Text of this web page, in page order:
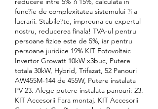
func?ie de complexitatea sistemului ?i a
lucrarii. Stabile?te, impreuna cu expertul
nostru, reducerea finala! TVA-ul pentru
persoane fizice este de 5%, iar pentru
persoane juridice 19% KIT Fotovoltaic
Invertor Growatt 10kW x3buc, Putere
totala 30kW, Hybrid, Trifazat, 52 Panouri
AW455M-144 de 455W, Putere instalata
PV 23. Alege putere instalata panouri: 23.
KIT Accesorii Fara montaj. KIT Accesorii